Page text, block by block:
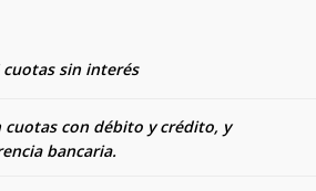
cuotas sin interés
cuotas con débito y crédito, y
bancaria.